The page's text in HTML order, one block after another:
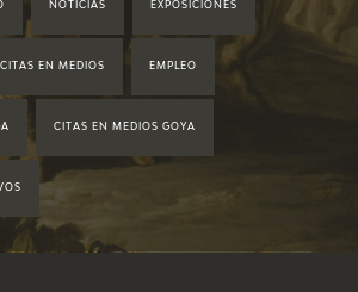
NOTICIAS EXPOSICIONES
CITAS EN MEDIOS EMPLEO
CITAS EN MEDIOS GOYA